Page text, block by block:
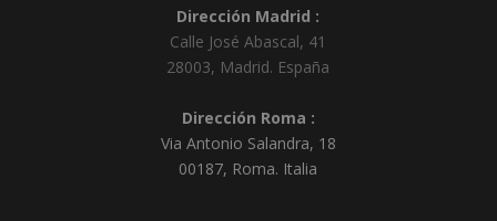
Dirección Madrid :
Calle José Abascal, 41
28003, Madrid. España
Dirección Roma :
Via Antonio Salandra, 18
00187, Roma. Italia